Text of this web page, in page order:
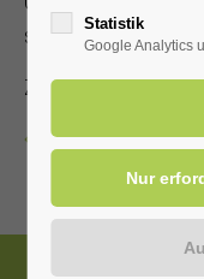
stimmungsvoll und
Zutritt mit gültiger
Zurück
Statistik
Google Analytics